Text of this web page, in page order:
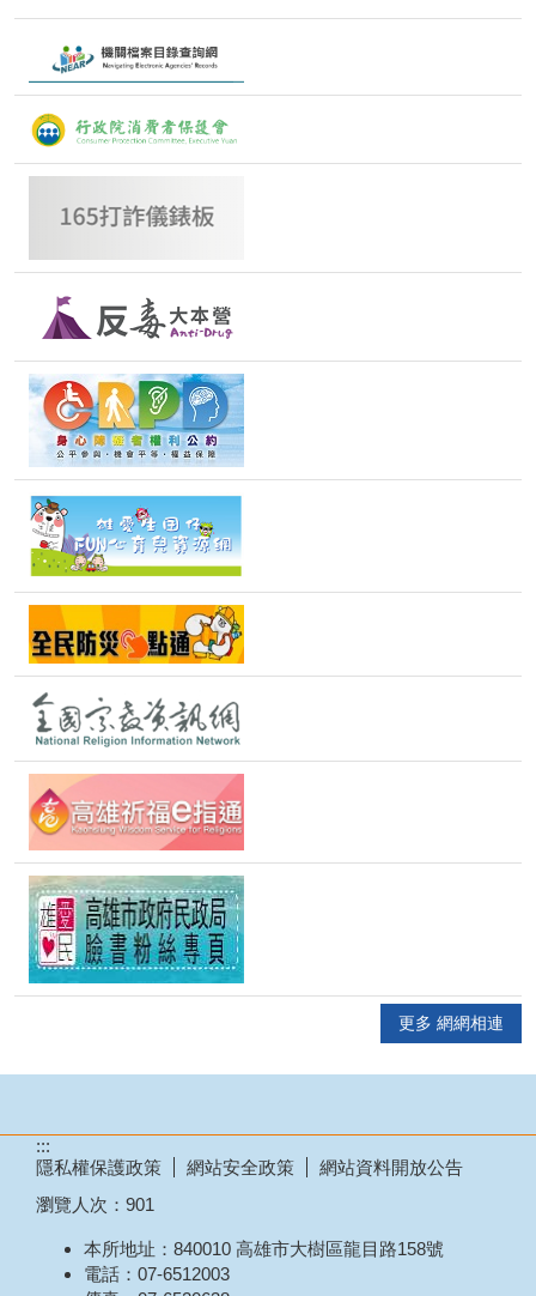
更多 網網相連
:::
隱私權保護政策
網站安全政策
網站資料開放公告
瀏覽人次： 901
本所地址：840010 高雄市大樹區龍目路158號
電話：07-6512003